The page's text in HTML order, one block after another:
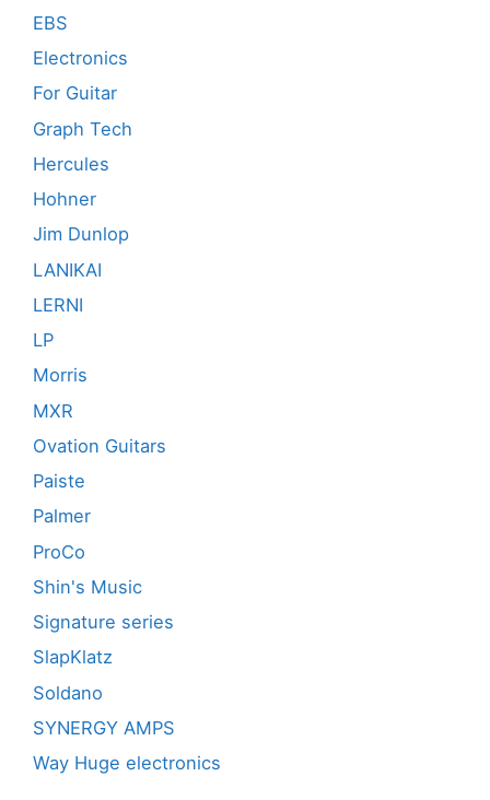
EBS
Electronics
For Guitar
Graph Tech
Hercules
Hohner
Jim Dunlop
LANIKAI
LERNI
LP
Morris
MXR
Ovation Guitars
Paiste
Palmer
ProCo
Shin's Music
Signature series
SlapKlatz
Soldano
SYNERGY AMPS
Way Huge electronics